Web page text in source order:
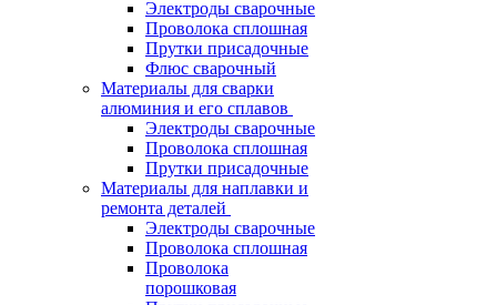
Электроды сварочные
Проволока сплошная
Прутки присадочные
Флюс сварочный
Материалы для сварки
алюминия и его сплавов
Электроды сварочные
Проволока сплошная
Прутки присадочные
Материалы для наплавки и
ремонта деталей
Электроды сварочные
Проволока сплошная
Проволока
порошковая